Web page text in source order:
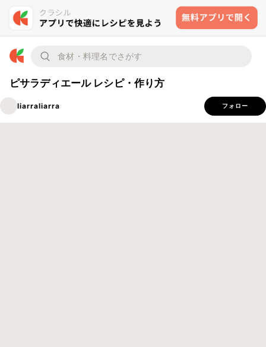
ピサラディエール レシピ・作り方
liarraliarra フォロー